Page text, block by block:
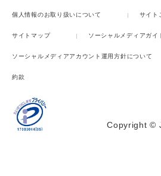
個人情報のお取り扱いについて サイト
サイトマップ ソーシャルメディアガイ
ソーシャルメディアアカウント運用方針について
約款
Copyright ©